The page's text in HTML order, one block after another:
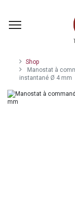
Shop
Manostat à
instantané Ø 4 mm